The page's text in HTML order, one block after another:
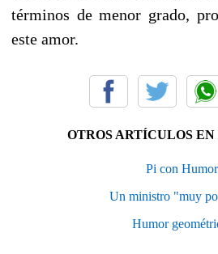
términos de menor grado,
este amor.
OTROS ARTÍCULOS
Pi con Humor
Un ministro "muy
Humor